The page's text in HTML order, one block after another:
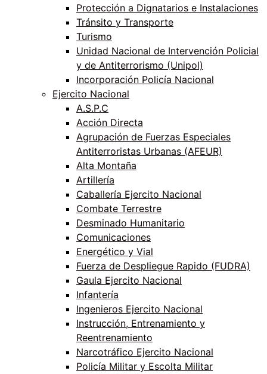
Protección a Dignatarios e Instalaciones
Tránsito y Transporte
Turismo
Unidad Nacional de Intervención Policial
y de Antiterrorismo (Unipol)
Incorporación Policía Nacional
Ejercito Nacional
A.S.P.C
Acción Directa
Agrupación de Fuerzas Especiales
Antiterroristas Urbanas (AFEUR)
Alta Montaña
Artillería
Caballería Ejercito Nacional
Combate Terrestre
Desminado Humanitario
Comunicaciones
Energético y Vial
Fuerza de Despliegue Rapido (FUDRA)
Gaula Ejercito Nacional
Infantería
Ingenieros Ejercito Nacional
Instrucción, Entrenamiento y
Reentrenamiento
Narcotráfico Ejercito Nacional
Policía Militar y Escolta Militar